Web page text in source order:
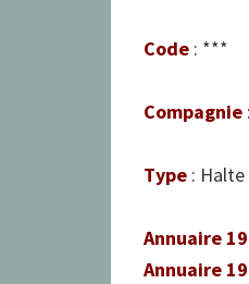
Code : ***
Compagnie
Type : Halte
Annuaire
Annuaire